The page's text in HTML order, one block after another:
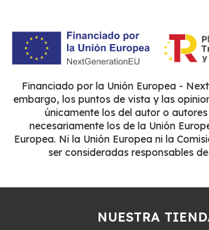
Financiado por la Unión Europea -
embargo, los puntos de vista y las
únicamente los del autor o
necesariamente los de la Unión
Europea. Ni la Unión Europea ni la
ser consideradas responsables
NUESTRA